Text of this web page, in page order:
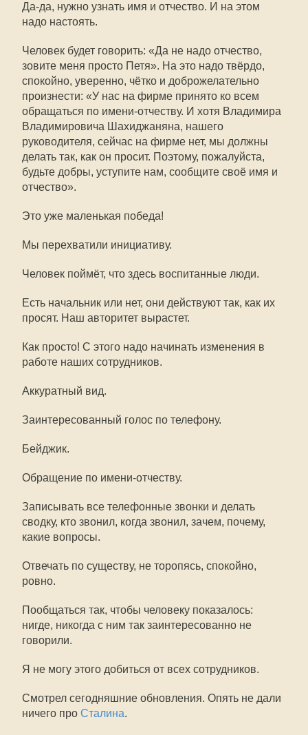
Да-да, нужно узнать имя и отчество. И на этом
надо настоять.
Человек будет говорить: «Да не надо отчество,
зовите меня просто Петя». На это надо твёрдо,
спокойно, уверенно, чётко и доброжелательно
произнести: «У нас на фирме принято ко всем
обращаться по имени-отчеству. И хотя Владимира
Владимировича Шахиджаняна, нашего
руководителя, сейчас на фирме нет, мы должны
делать так, как он просит. Поэтому, пожалуйста,
будьте добры, уступите нам, сообщите своё имя и
отчество».
Это уже маленькая победа!
Мы перехватили инициативу.
Человек поймёт, что здесь воспитанные люди.
Есть начальник или нет, они действуют так, как их
просят. Наш авторитет вырастет.
Как просто! С этого надо начинать изменения в
работе наших сотрудников.
Аккуратный вид.
Заинтересованный голос по телефону.
Бейджик.
Обращение по имени-отчеству.
Записывать все телефонные звонки и делать
сводку, кто звонил, когда звонил, зачем, почему,
какие вопросы.
Отвечать по существу, не торопясь, спокойно,
ровно.
Пообщаться так, чтобы человеку показалось:
нигде, никогда с ним так заинтересованно не
говорили.
Я не могу этого добиться от всех сотрудников.
Смотрел сегодняшние обновления. Опять не дали
ничего про Сталина.